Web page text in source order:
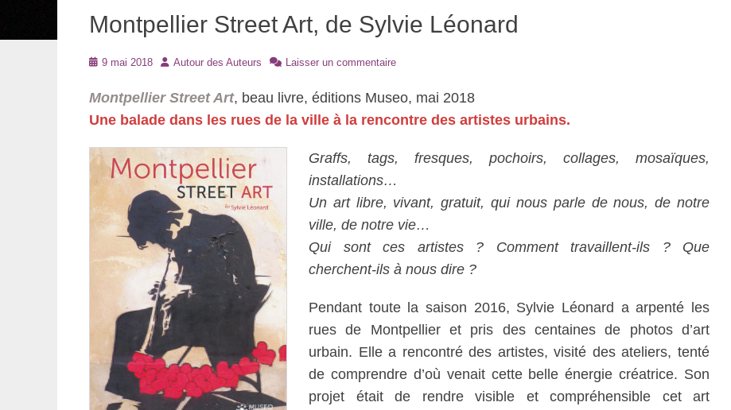
Montpellier Street Art, de Sylvie Léonard
Posté9 mai 2018 Auteur
Autour des Auteurs Laisser un commentaire
Montpellier Street Art, beau livre, éditions Museo, mai 2018
Une balade dans les rues de la ville à la rencontre des artistes urbains.
Graffs, tags, fresques, pochoirs, collages, mosaïques,
installations…
Un art libre, vivant, gratuit, qui nous parle de nous, de notre
ville, de notre vie…
Qui sont ces artistes ? Comment travaillent-ils ? Que
cherchent-ils à nous dire ?
Pendant toute la saison 2016, Sylvie Léonard a arpenté les
rues de Montpellier et pris des centaines de photos d’art
urbain. Elle a rencontré des artistes, visité des ateliers, tenté
de comprendre d’où venait cette belle énergie créatrice. Son
projet était de rendre visible et compréhensible cet art